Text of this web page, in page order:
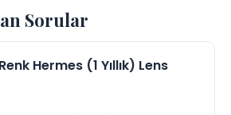
Sorular
Hermes (1 Yıllık) Lens